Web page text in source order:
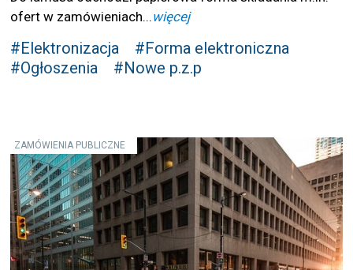
ofert w zamówieniach...więcej
#Elektronizacja
#Forma elektroniczna
#Ogłoszenia
#Nowe p.z.p
ZAMÓWIENIA PUBLICZNE